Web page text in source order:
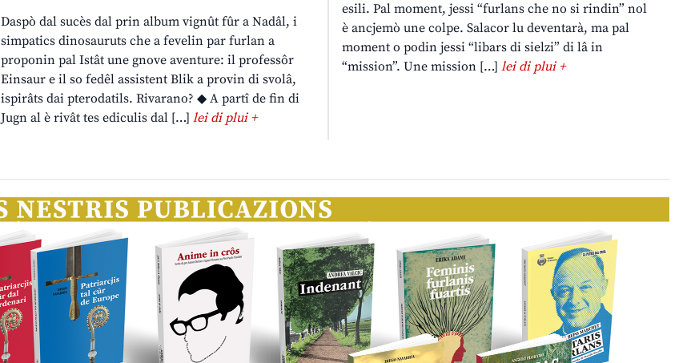
Daspò dal sucès dal prin album vignût fûr a Nadâl, i
simpatics dinosauruts che a fevelin par furlan a
proponin pal Istât une gnove aventure: il professôr
Einsaur e il so fedêl assistent Blik a provin di svolâ,
ispirâts dai pterodatils. Rivarano? ◆ A partî de fin di
Jugn al è rivât tes ediculis dal […] lei di plui +
esili. Pal moment, jessi “furlans che no si rindin” nol
è ancjemò une colpe. Salacor lu deventarà, ma pal
moment o podin jessi “libars di sielzi” di lâ in
“mission”. Une mission […]lei di plui +